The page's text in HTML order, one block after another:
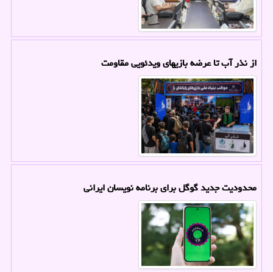
از نذر آب تا عرضه بازیهای ویدئویی مقاومت
محدودیت جدید گوگل برای برنامه نویسان ایرانی